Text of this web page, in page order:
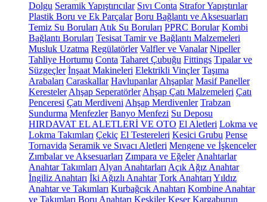
Dolgu Seramik Yapıştırıcılar Sıvı Conta Strafor Yapıştırılar
Plastik Boru ve Ek Parçalar Boru Bağlantı ve Aksesuarları
Temiz Su Boruları Atık Su Boruları PPRC Borular Kombi
Bağlantı Boruları Tesisat Tamir ve Bağlantı Malzemeleri
Musluk Uzatma Regülatörler Valfler ve Vanalar Nipeller
Tahliye Hortumu Conta Taharet Çubuğu Fittings Tıpalar ve
Süzgeçler İnşaat Makineleri Elektrikli Vinçler Taşıma
Arabaları Caraskallar Havlupanlar Ahşaplar Masif Paneller
Keresteler Ahşap Seperatörler Ahşap Çatı Malzemeleri Çatı
Penceresi Çatı Merdiveni Ahşap Merdivenler Trabzan
Sundurma Menfezler Banyo Menfezi Su Deposu
HIRDAVAT EL ALETLERİ VE OTO El Aletleri Lokma ve
Lokma Takımları Çekiç El Testereleri Kesici Grubu Pense
Tornavida Seramik ve Sıvacı Aletleri Mengene ve İşkenceler
Zımbalar ve Aksesuarları Zımpara ve Eğeler Anahtarlar
Anahtar Takımları Alyan Anahtarları Açık Ağız Anahtar
İngiliz Anahtarı İki Ağızlı Anahtar Tork Anahtarı Yıldız
Anahtar ve Takımları Kurbağcık Anahtarı Kombine Anahtar
ve Takımları Boru Anahtarı Keskiler Keser Kargaburun